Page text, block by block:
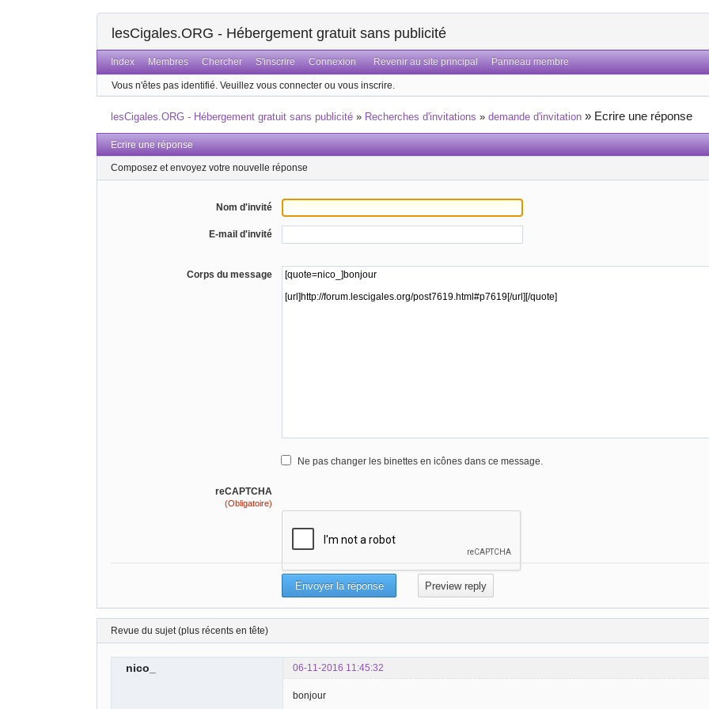
lesCigales.ORG - Hébergement gratuit sans publicité
Index Membres Chercher S'inscrire Connexion Revenir au site principal Panneau membre
Vous n'êtes pas identifié. Veuillez vous connecter ou vous inscrire.
lesCigales.ORG - Hébergement gratuit sans publicité » Recherches d'invitations »demande d'invitation » Ecrire une réponse
Ecrire une réponse
Composez et envoyez votre nouvelle réponse
Nom d'invité
E-mail d'invité
Corps du message
Ne pas changer les binettes en icônes dans ce message.
reCAPTCHA
(Obligatoire)
Revue du sujet (plus récents en tête)
nico_ 06-11-2016 11:45:32
bonjour